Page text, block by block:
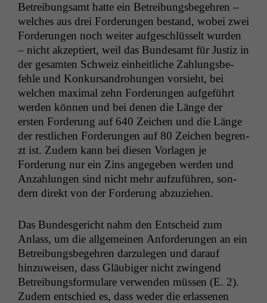
Betrei­bungsamt hat­te ein Betrei­bungs­begehren –
welch­es aus drei Forderun­gen bestand, wobei zwei
Forderun­gen noch weit­er aufgeschlüs­selt wur­den
– nicht akzep­tiert, weil das Bun­de­samt für Jus­tiz in
der gesamten Schweiz ein­heitliche Zahlungs­be­
fehle und Konkur­san­dro­hun­gen vor­sieht, bei
welchen max­i­mal zehn Forderun­gen aufge­führt
wer­den kön­nen und bei denen die Länge der
ersten Forderung auf 640 Zeichen und die Länge
der restlichen Forderun­gen auf 80 Zeichen begren­
zt ist. Zudem kann bei diesen Vor­la­gen je
Forderung nur ein Zins angegeben wer­den und
Anzahlun­gen sind nicht mehr aufzuführen, son­
dern direkt von der Forderung abzuziehen.
Das Bun­des­gericht nahm den Entscheid zum
Anlass, um die all­ge­meinen Anforderun­gen an ein
Betrei­bungs­begehren darzule­gen und darauf
hinzuweisen, dass Gläu­biger nicht zwin­gend
Betrei­bungs­for­mu­la­re ver­wen­den müssen (E. 2).
Zudem entsch­ied es, dass wed­er die erlasse­nen